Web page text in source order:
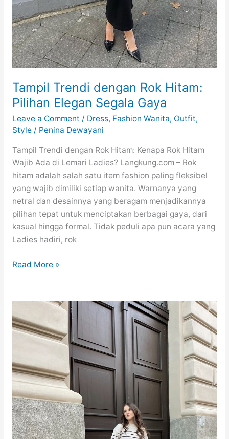
Tampil Trendi dengan Rok Hitam:
Pilihan Elegan Segala Gaya
Leave a Comment / Dress, Fashion Wanita, Outfit,
Style/ Penina Dewayani
Tampil Trendi dengan Rok Hitam: Kenapa Rok Hitam
Wajib Ada di Lemari Ladies? Langkung.com – Rok
hitam adalah salah satu item fashion paling fleksibel
yang wajib dimiliki setiap wanita. Warnanya yang
netral dan desainnya yang beragam menjadikannya
pilihan tepat untuk menciptakan berbagai gaya, dari
kasual hingga formal. Tidak peduli apa pun acara yang
Ladies hadiri, rok
Tampil
dengan
Rok
Hitam:
Pilihan
Elegan
Gaya
Read More »